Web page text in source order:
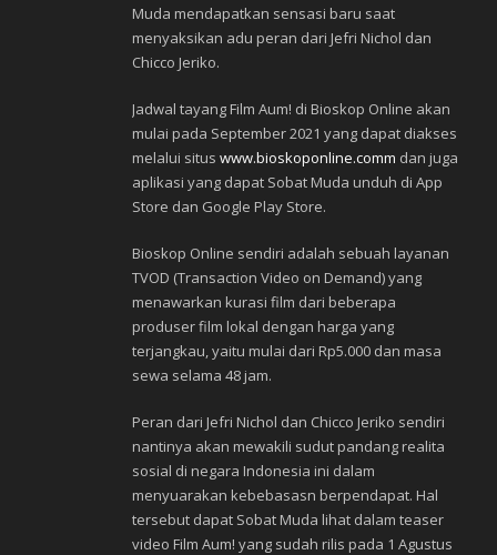
Muda mendapatkan sensasi baru saat
menyaksikan adu peran dari Jefri Nichol dan
Chicco Jeriko.
Jadwal tayang Film Aum! di Bioskop Online akan
mulai pada September 2021 yang dapat diakses
melalui situs www.bioskoponline.comm dan juga
aplikasi yang dapat Sobat Muda unduh di App
Store dan Google Play Store.
Bioskop Online sendiri adalah sebuah layanan
TVOD (Transaction Video on Demand) yang
menawarkan kurasi film dari beberapa
produser film lokal dengan harga yang
terjangkau, yaitu mulai dari Rp5.000 dan masa
sewa selama 48 jam.
Peran dari Jefri Nichol dan Chicco Jeriko sendiri
nantinya akan mewakili sudut pandang realita
sosial di negara Indonesia ini dalam
menyuarakan kebebasasn berpendapat. Hal
tersebut dapat Sobat Muda lihat dalam teaser
video Film Aum! yang sudah rilis pada 1 Agustus